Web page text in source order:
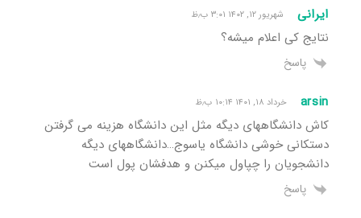
ایرانی شهریور ۱۲, ۱۴۰۲ ۳:۰۱ ب٫ظ
نتایج کی اعلام میشه؟
پاسخ
arsin خرداد ۱۸, ۱۴۰۱ ۱۰:۱۴ ب٫ظ
کاش دانشگاههای دیگه مثل این دانشگاه هزینه می گرفتن
دستکانی خوشی دانشگاه یاسوج…دانشگاههای دیگه
دانشجویان را چپاول میکنن و هدفشان پول است
پاسخ